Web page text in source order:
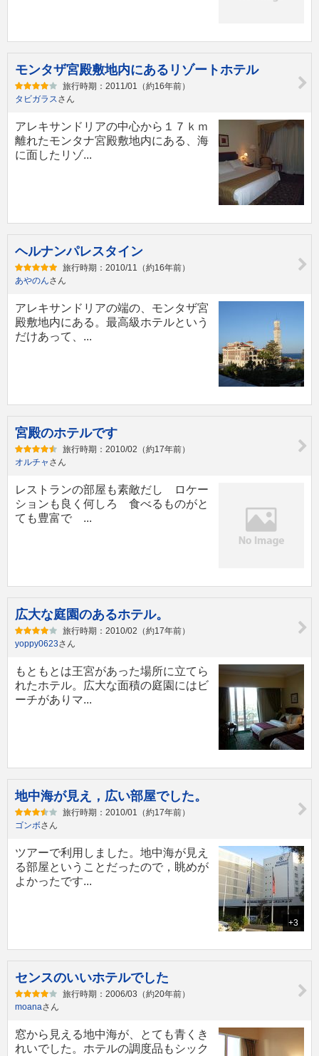
モンタザ宮殿敷地内にあるリゾートホテル
旅行時期：2011/01（約16年前）
タビガラスさん
アレキサンドリアの中心から１７ｋｍ
離れたモンタナ宮殿敷地内にある、海
に面したリゾ...
ヘルナンパレスタイン
旅行時期：2010/11（約16年前）
あやのんさん
アレキサンドリアの端の、モンタザ宮
殿敷地内にある。最高級ホテルという
だけあって、...
宮殿のホテルです
旅行時期：2010/02（約17年前）
オルチャ さん
レストランの部屋も素敵だし ロケー
ションも良く何しろ 食べるものがと
ても豊富で ...
広大な庭園のあるホテル。
旅行時期：2010/02（約17年前）
yoppy0623さん
もともとは王宮があった場所に立てら
れたホテル。広大な面積の庭園にはビ
ーチがありマ...
地中海が見え，広い部屋でした。
旅行時期：2010/01（約17年前）
ゴンボさん
+3
ツアーで利用しました。地中海が見え
る部屋ということだったので，眺めが
よかったです...
センスのいいホテルでした
旅行時期：2006/03（約20年前）
moanaさん
窓から見える地中海が、とても青くき
れいでした。ホテルの調度品もシック